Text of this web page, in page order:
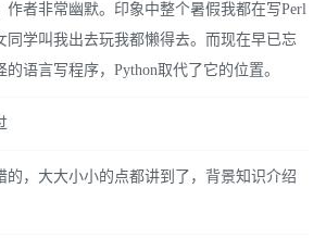
作者非常幽默。印象中整个暑假我都在写Perl
同学叫我出去玩我都懒得去。而现在早已忘
语言写程序，Python取代了它的位置。
的，大大小小的点都讲到了，背景知识介绍